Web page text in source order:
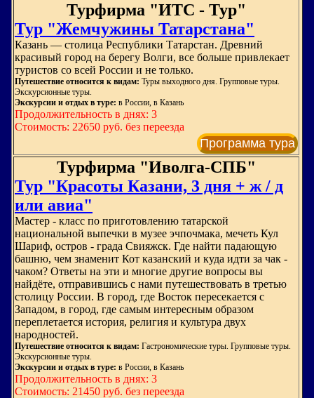
Турфирма "ИТС - Тур"
Тур "Жемчужины Татарстана"
Казань — столица Республики Татарстан. Древний
красивый город на берегу Волги, все больше привлекает
туристов со всей России и не только.
Путешествие относится к видам: Туры выходного дня. Групповые туры.
Экскурсионные туры.
Экскурсии и отдых в туре: в России, в Казань
Продолжительность в днях: 3
Стоимость: 22650 руб. без переезда
Программа тура
Турфирма "Иволга-СПБ"
Тур "Красоты Казани, 3 дня + ж / д
или авиа"
Мастер - класс по приготовлению татарской
национальной выпечки в музее эчпочмака, мечеть Кул
Шариф, остров - града Свияжск. Где найти падающую
башню, чем знаменит Кот казанский и куда идти за чак -
чаком? Ответы на эти и многие другие вопросы вы
найдёте, отправившись с нами путешествовать в третью
столицу России. В город, где Восток пересекается с
Западом, в город, где самым интересным образом
переплетается история, религия и культура двух
народностей.
Путешествие относится к видам: Гастрономические туры. Групповые туры.
Экскурсионные туры.
Экскурсии и отдых в туре: в России, в Казань
Продолжительность в днях: 3
Стоимость: 21450 руб. без переезда